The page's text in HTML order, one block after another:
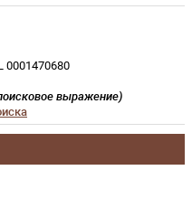
0001470680
выражение)